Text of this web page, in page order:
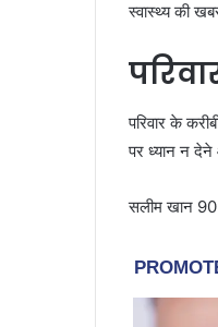
स्वास्थ्य की
परिवार के
पर ध्यान न
सलीम खान 90